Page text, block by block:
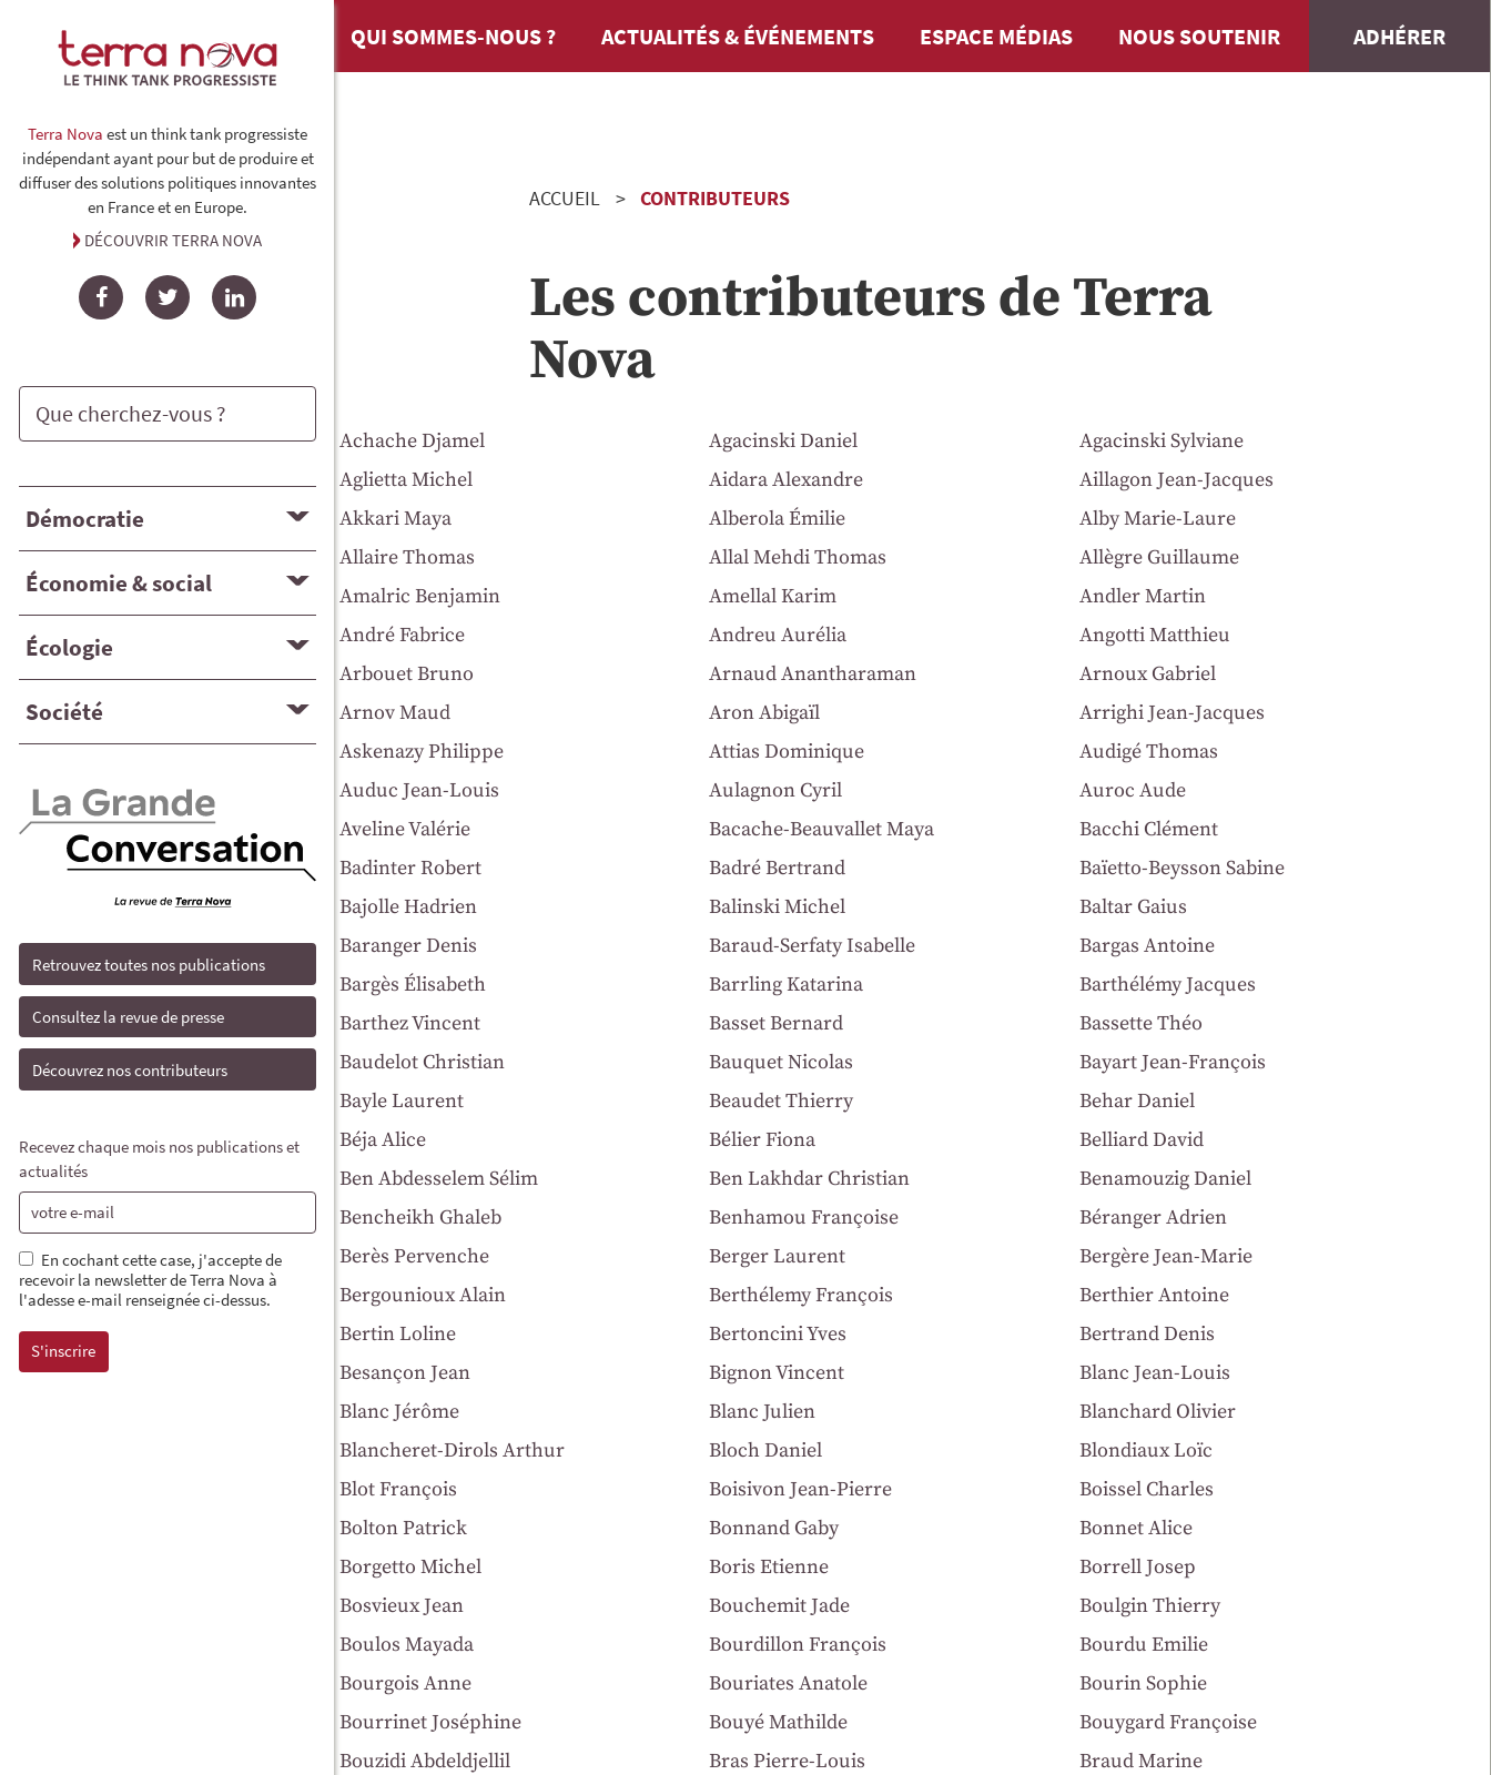
Terra Nova est un think tank progressiste
indépendant ayant pour but de produire et
diffuser des solutions politiques innovantes
en France et en Europe.
DÉCOUVRIR TERRA NOVA
FacebookTwitterLinkedIn
Démocratie
Économie & social
Écologie
Société
Retrouvez toutes nos publications
Consultez la revue de presse
Découvrez nos contributeurs
Recevez chaque mois nos publications et
actualités
En cochant cette case, j'accepte de
recevoir la newsletter de Terra Nova à
l'adesse e-mail renseignée ci-dessus.
QUI SOMMES-NOUS ? ACTUALITÉS & ÉVÉNEMENTS ESPACE MÉDIAS NOUS SOUTENIR ADHÉRER
ACCUEIL CONTRIBUTEURS
Les contributeurs de Terra
Nova
Achache Djamel Agacinski Daniel
Agacinski Sylviane
Aglietta Michel
Aidara Alexandre
Aillagon Jean-Jacques
Akkari Maya
Alberola Émilie
Alby Marie-Laure
Allaire Thomas
Allal Mehdi Thomas
Allègre Guillaume
Amalric Benjamin
Amellal Karim
Andler Martin
André Fabrice
Andreu Aurélia
Angotti Matthieu
Arbouet Bruno
Arnaud Anantharaman
Arnoux Gabriel
Arnov Maud
Aron Abigaïl
Arrighi Jean-Jacques
Askenazy Philippe
Attias Dominique
Audigé Thomas
Auduc Jean-Louis
Aulagnon Cyril
Auroc Aude
Aveline Valérie
Bacache-Beauvallet Maya
Bacchi Clément
Badinter Robert
Badré Bertrand
Baïetto-Beysson Sabine
Bajolle Hadrien
Balinski Michel
Baltar Gaius
Baranger Denis
Baraud-Serfaty Isabelle
Bargas Antoine
Bargès Élisabeth
Barrling Katarina
Barthélémy Jacques
Barthez Vincent
Basset Bernard
Bassette Théo
Baudelot Christian
Bauquet Nicolas
Bayart Jean-François
Bayle Laurent
Beaudet Thierry
Behar Daniel
Béja Alice
Bélier Fiona
Belliard David
Ben Abdesselem Sélim
Ben Lakhdar Christian
Benamouzig Daniel
Bencheikh Ghaleb
Benhamou Françoise
Béranger Adrien
Berès Pervenche
Berger Laurent
Bergère Jean-Marie
Bergounioux Alain
Berthélemy François
Berthier Antoine
Bertin Loline
Bertoncini Yves
Bertrand Denis
Besançon Jean
Bignon Vincent
Blanc Jean-Louis
Blanc Jérôme
Blanc Julien
Blanchard Olivier
Blancheret-Dirols Arthur
Bloch Daniel
Blondiaux Loïc
Blot François
Boisivon Jean-Pierre
Boissel Charles
Bolton Patrick
Bonnand Gaby
Bonnet Alice
Borgetto Michel
Boris Etienne
Borrell Josep
Bosvieux Jean
Bouchemit Jade
Boulgin Thierry
Boulos Mayada
Bourdillon François
Bourdu Emilie
Bourgois Anne
Bouriates Anatole
Bourin Sophie
Bourrinet Joséphine
Bouyé Mathilde
Bouygard Françoise
Bouzidi Abdeldjellil
Bras Pierre-Louis
Braud Marine